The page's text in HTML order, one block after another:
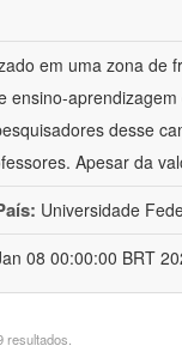
em uma zona de
ensino-
desse
Apesar da
Universidade
08 00:00:00 BRT
resultados.